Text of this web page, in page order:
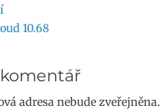
10.68
adresa nebude zveřejněna.